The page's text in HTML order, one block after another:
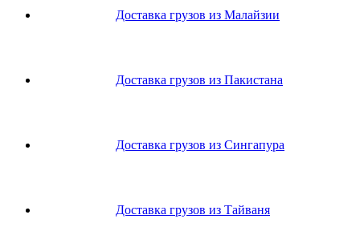
Доставка грузов из Малайзии
Доставка грузов из Пакистана
Доставка грузов из Сингапура
Доставка грузов из Тайваня